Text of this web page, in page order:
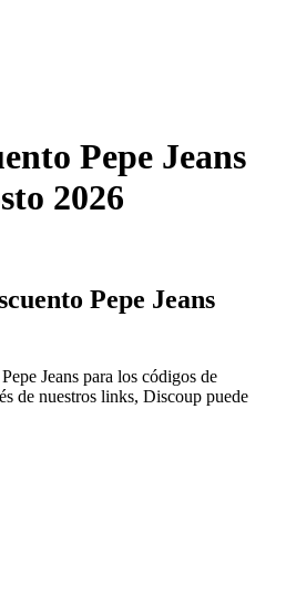
Pepe Jeans
2026
Pepe Jeans
Jeans para los códigos de
de nuestros links, Discoup puede